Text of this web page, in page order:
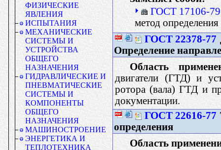
ФИЗИЧЕСКИЕ
ЯВЛЕНИЯ
ИСПЫТАНИЯ
МЕХАНИЧЕСКИЕ
СИСТЕМЫ И
УСТРОЙСТВА
ОБЩЕГО
НАЗНАЧЕНИЯ
ГИДРАВЛИЧЕСКИЕ И
ПНЕВМАТИЧЕСКИЕ
СИСТЕМЫ И
КОМПОНЕНТЫ
ОБЩЕГО
НАЗНАЧЕНИЯ
МАШИНОСТРОЕНИЕ
ЭНЕРГЕТИКА И
ТЕПЛОТЕХНИКА
ГОСТ 17106-79
метод
ГОСТ 22378-77
Определение
Область
двигатели (ГТД) и
ротора (вала) ГТД и
документации.
ГОСТ 22616-77
определения
Область